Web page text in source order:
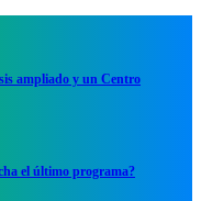
ampliado y un Centro
el último programa?